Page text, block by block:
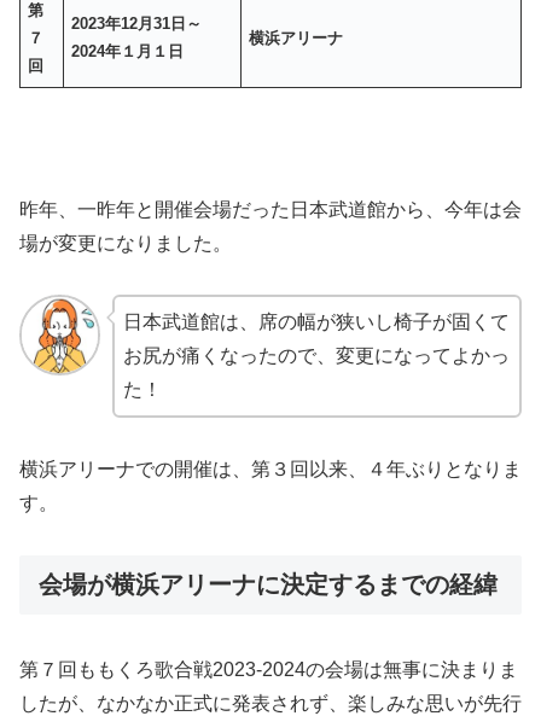
第
７
回
2023年12月31日～
2024年１月１日
横浜アリーナ
昨年、一昨年と開催会場だった日本武道館から、今年は会
場が変更になりました。
日本武道館は、席の幅が狭いし椅子が固くて
お尻が痛くなったので、変更になってよかっ
た！
横浜アリーナでの開催は、第３回以来、４年ぶりとなりま
す。
会場が横浜アリーナに決定するまでの経緯
第７回ももくろ歌合戦2023-2024の会場は無事に決まりま
したが、なかなか正式に発表されず、楽しみな思いが先行